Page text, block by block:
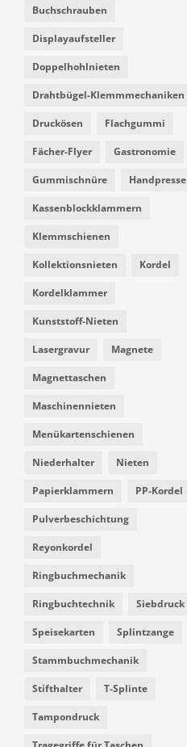
Buchschrauben
Displayaufsteller
Doppelhohlnieten
Drahtbügel-Klemmmechaniken
Druckösen Flachgummi
Fächer-Flyer Gastronomie
Gummischnüre Handpresse
Kassenblockklammern
Klemmschienen
Kollektionsnieten Kordel
Kordelklammer
Kunststoff-Nieten
Lasergravur Magnete
Magnettaschen
Maschinennieten
Menükartenschienen
Niederhalter Nieten
Papierklammern PP-Kordel
Pulverbeschichtung
Reyonkordel
Ringbuchmechanik
Ringbuchtechnik Siebdruck
Speisekarten Splintzange
Stammbuchmechanik
Stifthalter T-Splinte
Tampondruck